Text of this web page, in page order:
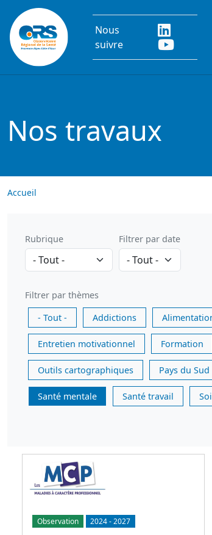
Aller au contenu principal
Nous
suivre
Nos travaux
Accueil
Rubrique Filtrer par date
Filtrer par thèmes
- Tout -
Addictions
Entretien motivationnel Formation
Outils cartographiques Pays du Sud
Santé mentale Santé travail
Observation 2024-2027